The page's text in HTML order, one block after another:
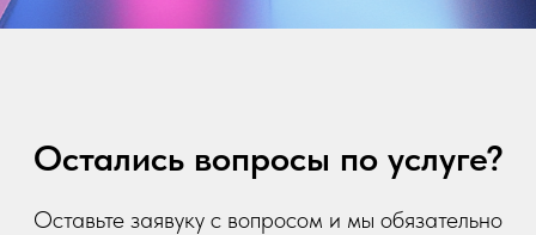
Остались вопросы по услуге?
Оставьте заявуку с вопросом и мы обязательно